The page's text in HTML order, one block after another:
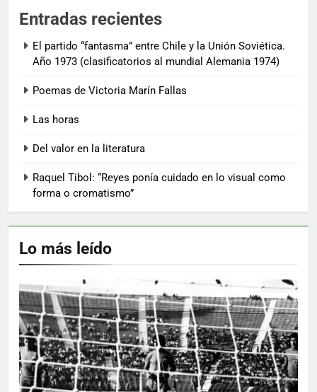
Entradas recientes
El partido “fantasma” entre Chile y la Unión Soviética.
Año 1973 (clasificatorios al mundial Alemania 1974)
Poemas de Victoria Marín Fallas
Las horas
Del valor en la literatura
Raquel Tibol: “Reyes ponía cuidado en lo visual como
forma o cromatismo”
Lo más leído